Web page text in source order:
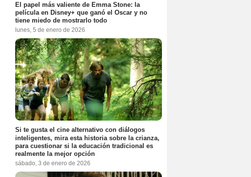
El papel más valiente de Emma Stone: la
película en Disney+ que ganó el Oscar y no
tiene miedo de mostrarlo todo
lunes, 5 de enero de 2026
Si te gusta el cine alternativo con diálogos
inteligentes, mira esta historia sobre la crianza,
para cuestionar si la educación tradicional es
realmente la mejor opción
sábado, 3 de enero de 2026